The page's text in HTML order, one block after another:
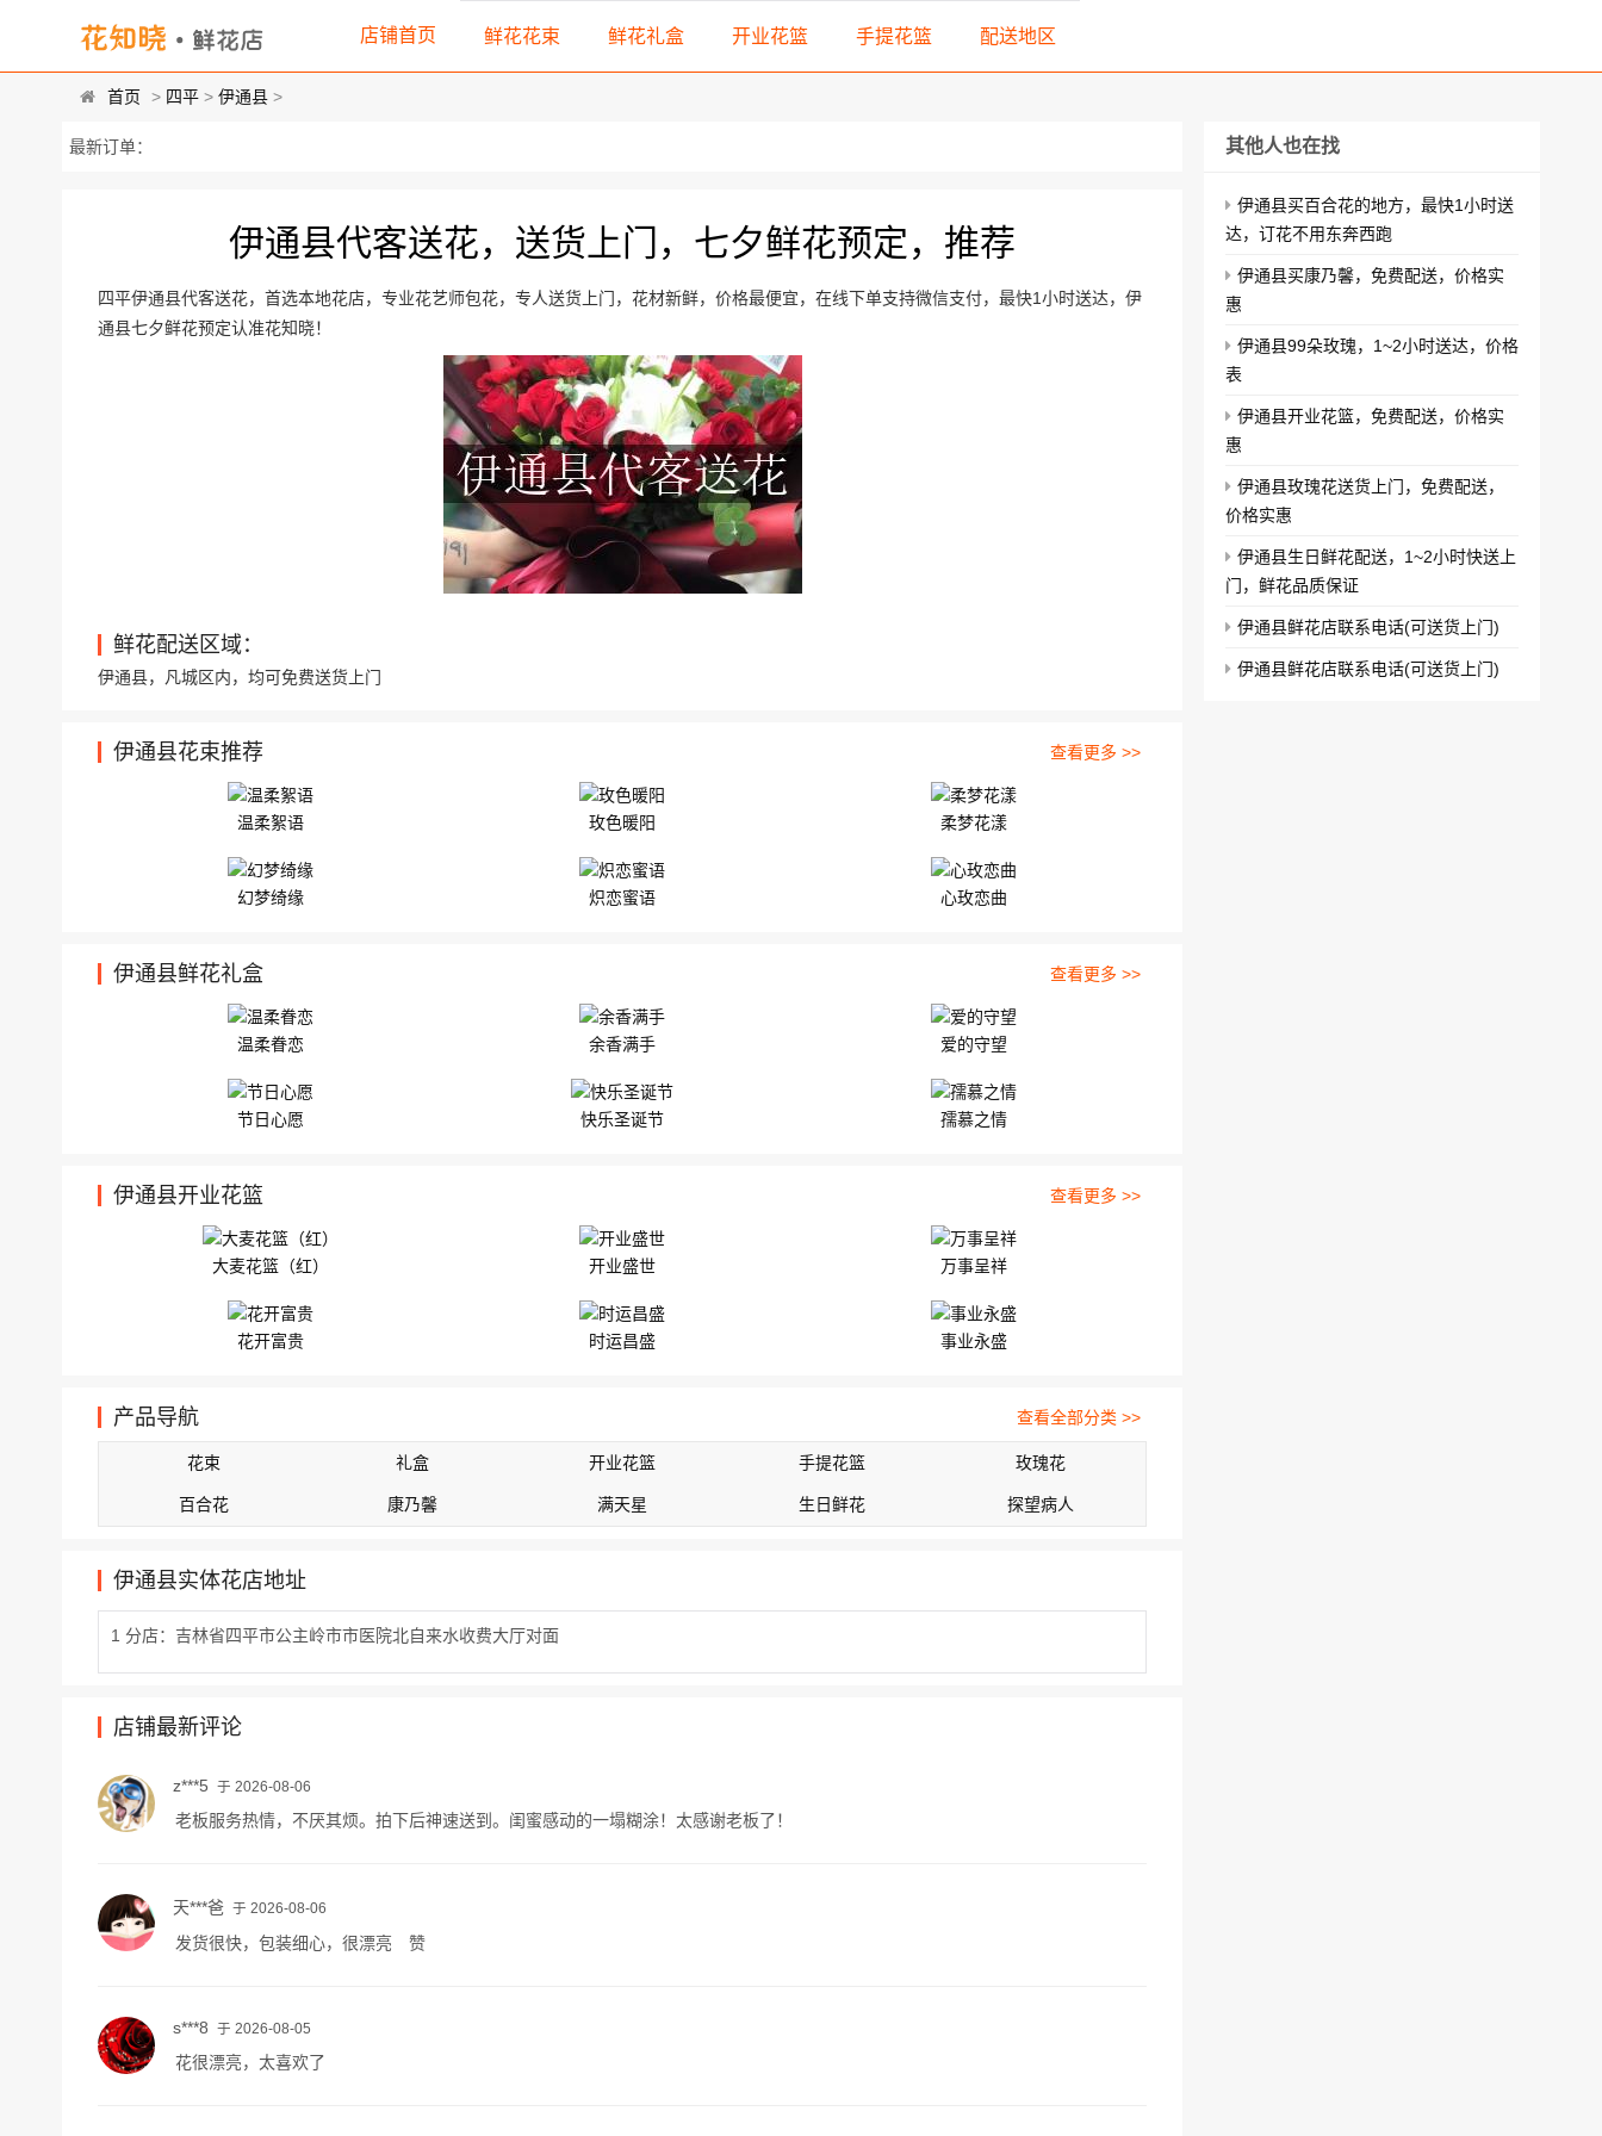
店铺首页 鲜花花束 鲜花礼盒 开业花篮 手提花篮 配送地区
首页 > 四平 > 伊通县 >
最新订单：
伊通县代客送花，送货上门，七夕鲜花预定，推荐
四平伊通县代客送花，首选本地花店，专业花艺师包花，专人送货上门，花材新鲜，价格最便宜，在线下单支持微信支付，最快1小时送达，伊
通县七夕鲜花预定认准花知晓！
鲜花配送区域：
伊通县，凡城区内，均可免费送货上门
伊通县花束推荐 查看更多 >>
温柔絮语 玫色暖阳 柔梦花漾
幻梦绮缘 炽恋蜜语 心玫恋曲
伊通县鲜花礼盒 查看更多 >>
温柔眷恋 余香满手 爱的守望
节日心愿 快乐圣诞节 孺慕之情
伊通县开业花篮 查看更多 >>
大麦花篮（红） 开业盛世 万事呈祥
花开富贵 时运昌盛 事业永盛
产品导航 查看全部分类 >>
花束 礼盒 开业花篮 手提花篮 玫瑰花
百合花 康乃馨 满天星 生日鲜花 探望病人
伊通县实体花店地址
1 分店：吉林省四平市公主岭市市医院北自来水收费大厅对面
店铺最新评论
z***5 于 2026-08-06
老板服务热情，不厌其烦。拍下后神速送到。闺蜜感动的一塌糊涂！太感谢老板了！
天***爸 于 2026-08-06
发货很快，包装细心，很漂亮 赞
s***8 于 2026-08-05
花很漂亮，太喜欢了
其他人也在找
伊通县买百合花的地方，最快1小时送
达，订花不用东奔西跑
伊通县买康乃馨，免费配送，价格实
惠
伊通县99朵玫瑰，1~2小时送达，价格
表
伊通县开业花篮，免费配送，价格实
惠
伊通县玫瑰花送货上门，免费配送，
价格实惠
伊通县生日鲜花配送，1~2小时快送上
门，鲜花品质保证
伊通县鲜花店联系电话(可送货上门)
伊通县鲜花店联系电话(可送货上门)